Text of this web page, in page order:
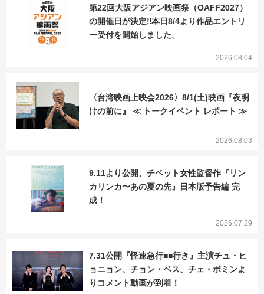
第22回大阪アジアン映画祭（OAFF2027）
の開催日が決定‼本日8/4より作品エントリ
ー受付を開始しました。
2026.08.04
〈台湾映画上映会2026〉8/1(土)映画『夜明
けの前に』 ≪ トークイベント レポート ≫
2026.08.03
9.11より公開、チベット女性監督作『リン
カリンカ〜あの夏の先』日本版予告編 完
成！
2026.07.29
7.31公開『怪速急行■■行き』主演チュ・ヒ
ョニョン、チョン・ベス、チェ・ボミンよ
りコメント動画が到着！